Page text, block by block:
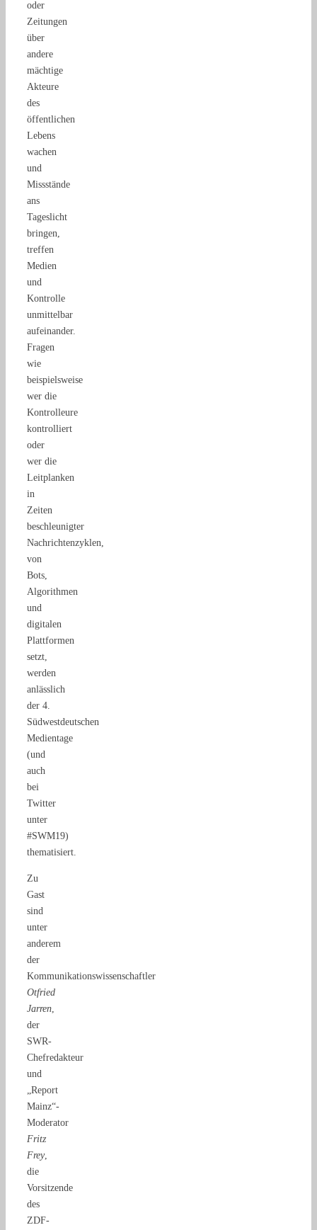
oder
Zeitungen
über
andere
mächtige
Akteure
des
öffentlichen
Lebens
wachen
und
Missstände
ans
Tageslicht
bringen,
treffen
Medien
und
Kontrolle
unmittelbar
aufeinander.
Fragen
wie
beispielsweise
wer die
Kontrolleure
kontrolliert
oder
wer die
Leitplanken
in
Zeiten
beschleunigter
Nachrichtenzyklen,
von
Bots,
Algorithmen
und
digitalen
Plattformen
setzt,
werden
anlässlich
der 4.
Südwestdeutschen
Medientage
(und
auch
bei
Twitter
unter
#SWM19)
thematisiert.
Zu
Gast
sind
unter
anderem
der
Kommunikationswissenschaftler
Otfried
Jarren
der
SWR-
Chefredakteur
und
„Report
Mainz“-
Moderator
Fritz
Frey,
die
Vorsitzende
des
ZDF-